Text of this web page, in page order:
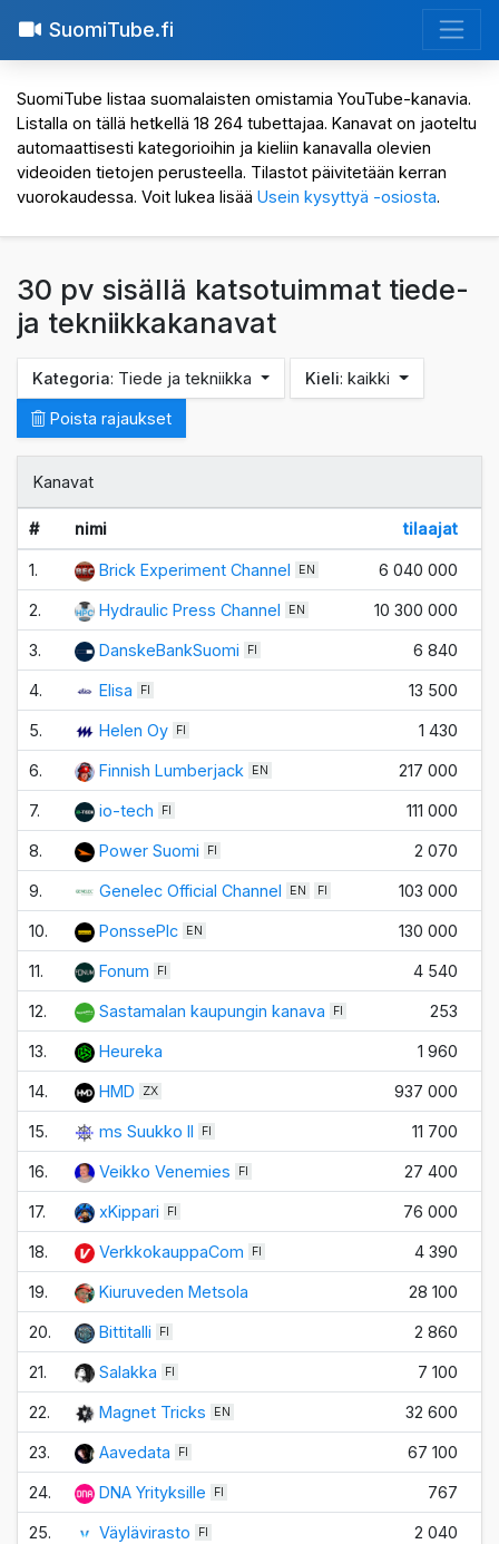
SuomiTube.fi
SuomiTube listaa suomalaisten omistamia YouTube-kanavia.
Listalla on tällä hetkellä 18 264 tubettajaa. Kanavat on jaoteltu
automaattisesti kategorioihin ja kieliin kanavalla olevien
videoiden tietojen perusteella. Tilastot päivitetään kerran
vuorokaudessa. Voit lukea lisää Usein kysyttyä -osiosta.
30 pv sisällä katsotuimmat tiede-
ja tekniikkakanavat
Kategoria: Tiede ja tekniikka Kieli: kaikki
Poista rajaukset
Kanavat
# nimi tilaajat
1. Brick Experiment Channel EN 6 040 000
2. Hydraulic Press Channel EN 10 300 000
3. DanskeBankSuomi FI 6 840
4. Elisa FI 13 500
5. Helen Oy FI 1 430
6. Finnish Lumberjack EN 217 000
7. io-tech FI 111 000
8. Power Suomi FI 2 070
9. Genelec Official Channel EN FI 103 000
10. PonssePlc EN 130 000
11. Fonum FI 4 540
12. Sastamalan kaupungin kanava FI 253
13. Heureka 1 960
14. HMD ZX 937 000
15. ms Suukko II FI 11 700
16. Veikko Venemies FI 27 400
17. xKippari FI 76 000
18. VerkkokauppaCom FI 4 390
19. Kiuruveden Metsola 28 100
20. Bittitalli FI 2 860
21. Salakka FI 7 100
22. Magnet Tricks EN 32 600
23. Aavedata FI 67 100
24. DNA Yrityksille FI 767
25. Väylävirasto FI 2 040